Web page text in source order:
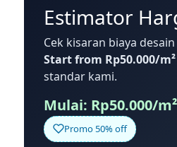
Estimator
Cek kisaran biaya
Start from Rp50.000/m²
standar kami.
Mulai: Rp50.000/m²
Promo 50% off